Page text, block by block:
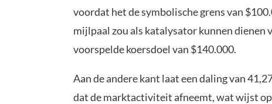
voordat het de symbolische grens van
mijlpaal zou als katalysator kunnen
voorspelde koersdoel van $140.000.
Aan de andere kant laat een daling van
dat de marktactiviteit afneemt, wat wijst